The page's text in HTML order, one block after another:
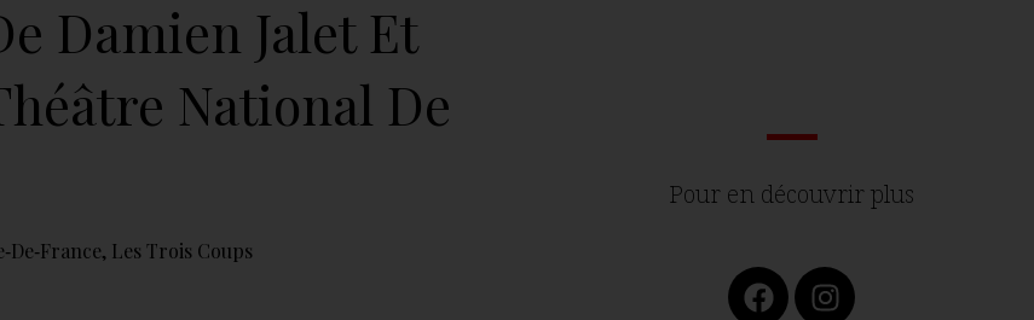
Damien Jalet Et
National De
, Les Trois Coups
Pour en découvrir plus